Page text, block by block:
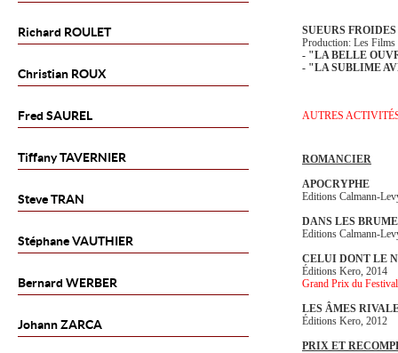
Richard ROULET
Christian ROUX
Fred SAUREL
TiffanyTAVERNIER
SteveTRAN
StéphaneVAUTHIER
Bernard WERBER
JohannZARCA
SUEURS
Production: Les Films
- "LA BELLE
- "LA SUBLIME
AUTRES
ROMANCIER
APOCRYPHE
Editions Calmann-
DANS LES
Editions Calmann-
CELUI DONT LE
Éditions Kero, 2014
Grand Prix du
LES ÂMES
Éditions Kero, 2012
PRIX ET